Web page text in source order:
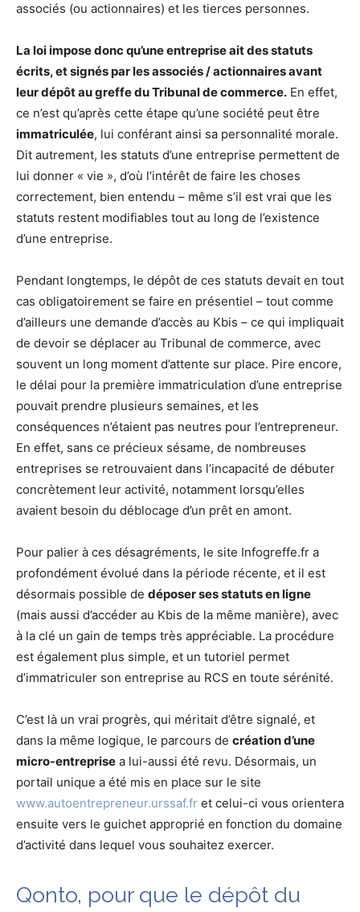
associés (ou actionnaires) et les tierces personnes.
La loi impose donc qu’une entreprise ait des statuts
écrits, et signés par les associés / actionnaires avant
leur dépôt au greffe du Tribunal de commerce. En effet,
ce n’est qu’après cette étape qu’une société peut être
immatriculée, lui conférant ainsi sa personnalité morale.
Dit autrement, les statuts d’une entreprise permettent de
lui donner « vie », d’où l’intérêt de faire les choses
correctement, bien entendu – même s’il est vrai que les
statuts restent modifiables tout au long de l’existence
d’une entreprise.
Pendant longtemps, le dépôt de ces statuts devait en tout
cas obligatoirement se faire en présentiel – tout comme
d’ailleurs une demande d’accès au Kbis – ce qui impliquait
de devoir se déplacer au Tribunal de commerce, avec
souvent un long moment d’attente sur place. Pire encore,
le délai pour la première immatriculation d’une entreprise
pouvait prendre plusieurs semaines, et les
conséquences n’étaient pas neutres pour l’entrepreneur.
En effet, sans ce précieux sésame, de nombreuses
entreprises se retrouvaient dans l’incapacité de débuter
concrètement leur activité, notamment lorsqu’elles
avaient besoin du déblocage d’un prêt en amont.
Pour palier à ces désagréments, le site Infogreffe.fr a
profondément évolué dans la période récente, et il est
désormais possible de déposer ses statuts en ligne
(mais aussi d’accéder au Kbis de la même manière), avec
à la clé un gain de temps très appréciable. La procédure
est également plus simple, et un tutoriel permet
d’immatriculer son entreprise au RCS en toute sérénité.
C’est là un vrai progrès, qui méritait d’être signalé, et
dans la même logique, le parcours de création d’une
micro-entreprise a lui-aussi été revu. Désormais, un
portail unique a été mis en place sur le site
www.autoentrepreneur.urssaf.fr et celui-ci vous orientera
ensuite vers le guichet approprié en fonction du domaine
d’activité dans lequel vous souhaitez exercer.
Qonto, pour que le dépôt du